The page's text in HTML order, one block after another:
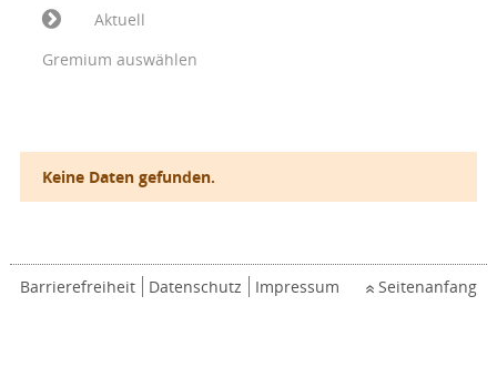
Aktuell
Gremium auswählen
Keine Daten gefunden.
Barrierefreiheit Datenschutz Impressum Seitenanfang